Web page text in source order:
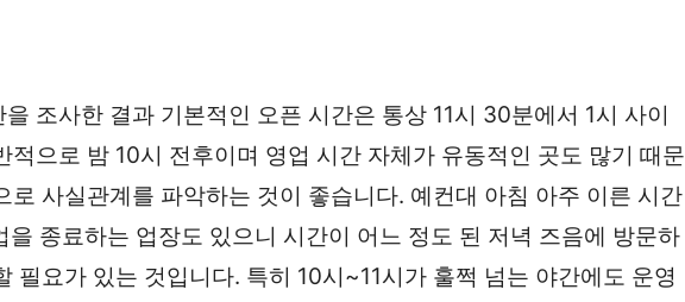
조사한 결과 기본적인 오픈 시간은 통상 11시 30분에서 1시 사이
적으로 밤 10시 전후이며 영업 시간 자체가 유동적인 곳도 많기 때문
로 사실관계를 파악하는 것이 좋습니다. 예컨대 아침 아주 이른 시간
종료하는 업장도 있으니 시간이 어느 정도 된 저녁 즈음에 방문하
필요가 있는 것입니다. 특히 10시~11시가 훌쩍 넘는 야간에도 운영